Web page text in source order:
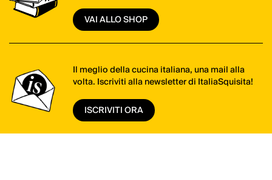
VAI ALLO SHOP
Il meglio della cucina italiana, una mail alla
volta. Iscriviti alla newsletter di ItaliaSquisita!
ISCRIVITI ORA